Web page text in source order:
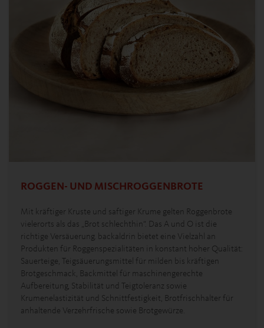
ROGGEN- UND MISCHROGGENBROTE
Mit kräftiger Kruste und saftiger Krume gelten Roggenbrote
vielerorts als das „Brot schlechthin“. Das A und O ist die
richtige Versäuerung. backaldrin bietet eine Vielzahl an
Produkten für Roggenspezialitäten in konstant hoher Qualität:
Sauerteige, Teigsäuerungsmittel für milden bis kräftigen
Brotgeschmack, Backmittel für maschinengerechte
Aufbereitung, Stabilität und Teigtoleranz sowie
Krumenelastizität und Schnittfestigkeit, Brotfrischhalter für
anhaltende Verzehrfrische sowie Brotgewürze.